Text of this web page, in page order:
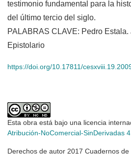
testimonio fundamental para la
del último tercio del siglo.
PALABRAS CLAVE: Pedro Estala.
Epistolario
https://doi.org/10.17811/
Esta obra está bajo una licencia
Atribución-NoComercial-SinDerivadas
Derechos de autor 2017 Cuadernos de